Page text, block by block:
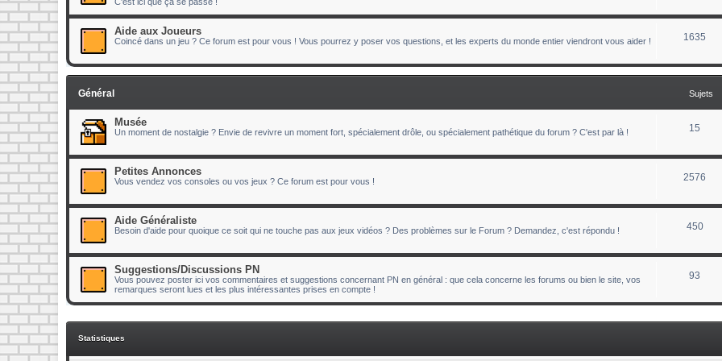
Aide aux Joueurs
Coincé dans un jeu ? Ce forum est pour vous ! Vous pourrez y poser vos questions, et les experts du monde entier viendront vous aider ! 1635
Général Sujets
Musée
Un moment de nostalgie ? Envie de revivre un moment fort, spécialement drôle, ou spécialement pathétique du forum ? C'est par là ! 15
Petites Annonces
Vous vendez vos consoles ou vos jeux ? Ce forum est pour vous ! 2576
Aide Généraliste
Besoin d'aide pour quoique ce soit qui ne touche pas aux jeux vidéos ? Des problèmes sur le Forum ? Demandez, c'est répondu ! 450
Suggestions/Discussions PN
Vous pouvez poster ici vos commentaires et suggestions concernant PN en général : que cela concerne les forums ou bien le site, vos
remarques seront lues et les plus intéressantes prises en compte !
93
Statistiques